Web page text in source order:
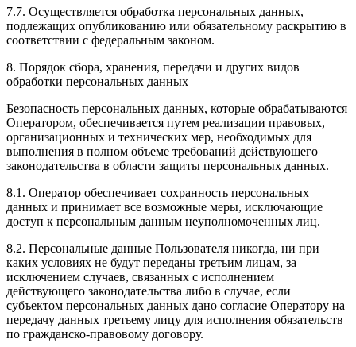
7.7. Осуществляется обработка персональных данных,
подлежащих опубликованию или обязательному раскрытию в
соответствии с федеральным законом.
8. Порядок сбора, хранения, передачи и других видов
обработки персональных данных
Безопасность персональных данных, которые обрабатываются
Оператором, обеспечивается путем реализации правовых,
организационных и технических мер, необходимых для
выполнения в полном объеме требований действующего
законодательства в области защиты персональных данных.
8.1. Оператор обеспечивает сохранность персональных
данных и принимает все возможные меры, исключающие
доступ к персональным данным неуполномоченных лиц.
8.2. Персональные данные Пользователя никогда, ни при
каких условиях не будут переданы третьим лицам, за
исключением случаев, связанных с исполнением
действующего законодательства либо в случае, если
субъектом персональных данных дано согласие Оператору на
передачу данных третьему лицу для исполнения обязательств
по гражданско-правовому договору.